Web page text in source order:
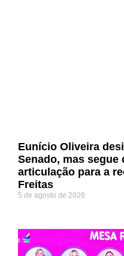
Eunício Oliveira
Senado, mas segue
articulação para a
Freitas
5 de agosto de 2026